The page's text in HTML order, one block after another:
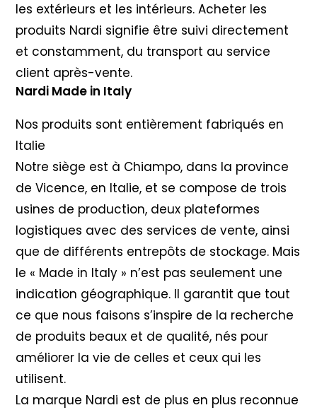
les extérieurs et les intérieurs. Acheter les
produits Nardi signifie être suivi directement
et constamment, du transport au service
client après-vente.
Nardi Made in Italy
Nos produits sont entièrement fabriqués en
Italie
Notre siège est à Chiampo, dans la province
de Vicence, en Italie, et se compose de trois
usines de production, deux plateformes
logistiques avec des services de vente, ainsi
que de différents entrepôts de stockage. Mais
le « Made in Italy » n’est pas seulement une
indication géographique. Il garantit que tout
ce que nous faisons s’inspire de la recherche
de produits beaux et de qualité, nés pour
améliorer la vie de celles et ceux qui les
utilisent.
La marque Nardi est de plus en plus reconnue